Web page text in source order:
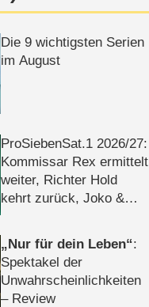
Die 9 wichtigsten Serien
im August
ProSiebenSat.1 2026/​27:
Kommissar Rex ermittelt
weiter, Richter Hold
kehrt zurück, Joko &
Nur für dein Leben :
Spektakel der
Unwahrscheinlichkeiten
– Review